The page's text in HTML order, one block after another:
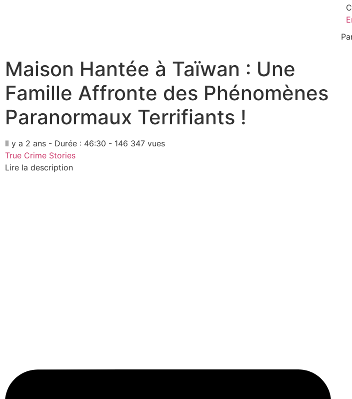
Maison Hantée à Taïwan : Une
Famille Affronte des Phénomènes
Paranormaux Terrifiants !
Il y a 2 ans - Durée : 46:30 - 146 347 vues
True Crime Stories
Lire la description